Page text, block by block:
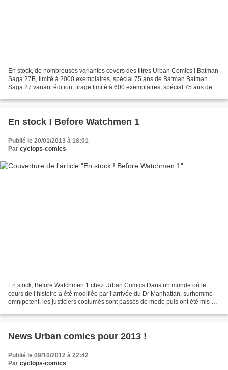
En stock, de nombreuses variantes covers des titres Urban Comics ! Batman
Saga 27B, limité à 2000 exemplaires, spécial 75 ans de Batman Batman
Saga 27 variant édition, tirage limité à 600 exemplaires, spécial 75 ans de
En stock ! Before Watchmen 1
Publié le 20/01/2013 à 18:01
Par cyclops-comics
En stock, Before Watchmen 1 chez Urban Comics Dans un monde où le
cours de l’histoire a été modifiée par l’arrivée du Dr Manhattan, surhomme
omnipotent, les justiciers costumés sont passés de mode puis ont été mis au
News Urban comics pour 2013 !
Publié le 09/10/2012 à 22:42
Par cyclops-comics